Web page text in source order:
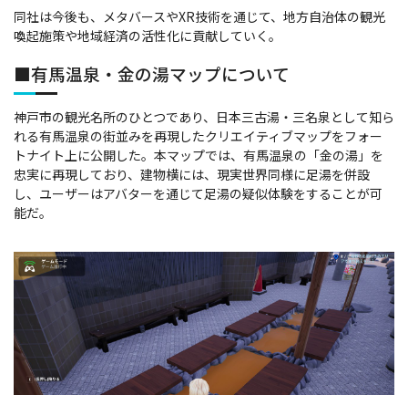
同社は今後も、メタバースやXR技術を通じて、地方自治体の観光
喚起施策や地域経済の活性化に貢献していく。
■有馬温泉・金の湯マップについて
神戸市の観光名所のひとつであり、日本三古湯・三名泉として知ら
れる有馬温泉の街並みを再現したクリエイティブマップをフォー
トナイト上に公開した。本マップでは、有馬温泉の「金の湯」を
忠実に再現しており、建物横には、現実世界同様に足湯を併設
し、ユーザーはアバターを通じて足湯の疑似体験をすることが可
能だ。